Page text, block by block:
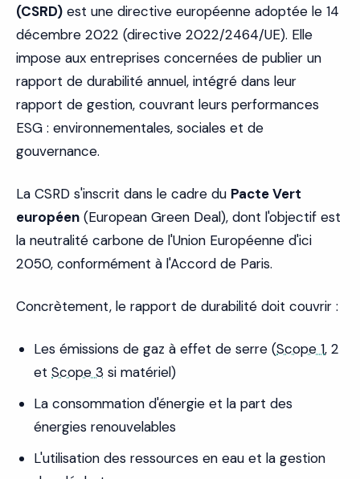
(CSRD) est une directive européenne adoptée le 14
décembre 2022 (directive 2022/2464/UE). Elle
impose aux entreprises concernées de publier un
rapport de durabilité annuel, intégré dans leur
rapport de gestion, couvrant leurs performances
ESG : environnementales, sociales et de
gouvernance.
La CSRD s'inscrit dans le cadre du Pacte Vert
européen (European Green Deal), dont l'objectif est
la neutralité carbone de l'Union Européenne d'ici
2050, conformément à l'Accord de Paris.
Concrètement, le rapport de durabilité doit couvrir :
Les émissions de gaz à effet de serre (Scope 1, 2
et Scope 3 si matériel)
La consommation d'énergie et la part des
énergies renouvelables
L'utilisation des ressources en eau et la gestion